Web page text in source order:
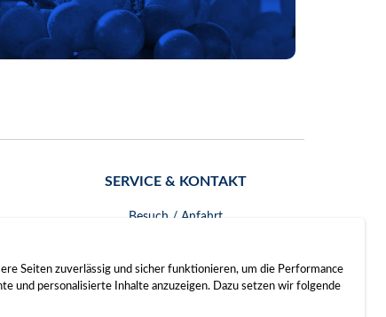
SERVICE & KONTAKT
Besuch / Anfahrt
Seiten zuverlässig und sicher funktionieren, um die Performance
und personalisierte Inhalte anzuzeigen. Dazu setzen wir folgende